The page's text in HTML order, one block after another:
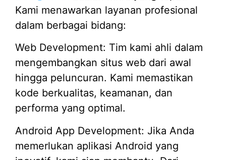
Kami menawarkan layanan profesional
dalam berbagai bidang:
Web Development: Tim kami ahli dalam
mengembangkan situs web dari awal
hingga peluncuran. Kami memastikan
kode berkualitas, keamanan, dan
performa yang optimal.
Android App Development: Jika Anda
memerlukan aplikasi Android yang